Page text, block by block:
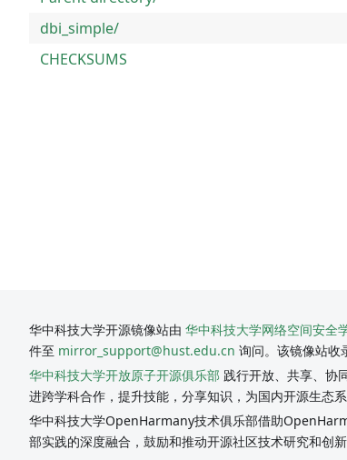
dbi_simple/
CHECKSUMS
华中科技大学开源镜像站由 华中科技大学网络空间安全
件至 mirror_support@hust.edu.cn 询问。该镜像站收
华中科技大学开放原子开源俱乐部 践行开放、共享、协
进跨学科合作，提升技能，分享知识，为国内开源生态
华中科技大学OpenHarmany技术俱乐部借助
部实践的深度融合，鼓励和推动开源社区技术研究和创